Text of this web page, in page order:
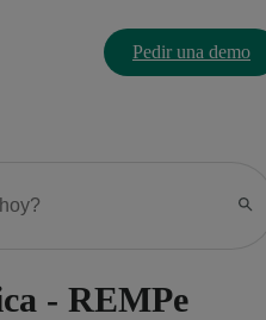
Pedir una demo
- REMPe